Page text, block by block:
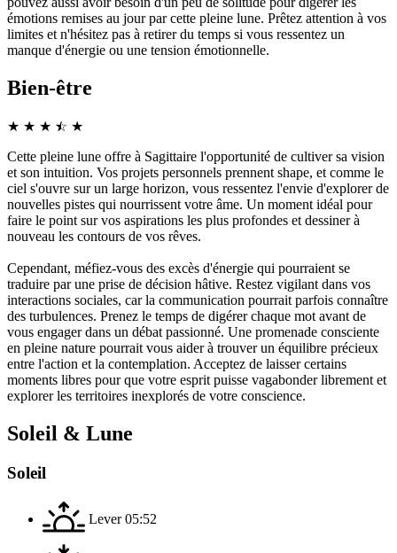
émotions remises au jour par cette pleine lune. Prêtez attention à vos
limites et n'hésitez pas à retirer du temps si vous ressentez un
manque d'énergie ou une tension émotionnelle.
Bien-être
★ ★ ★ ☆
★ ★
Cette pleine lune offre à Sagittaire l'opportunité de cultiver sa vision
et son intuition. Vos projets personnels prennent shape, et comme le
ciel s'ouvre sur un large horizon, vous ressentez l'envie d'explorer de
nouvelles pistes qui nourrissent votre âme. Un moment idéal pour
faire le point sur vos aspirations les plus profondes et dessiner à
nouveau les contours de vos rêves.
Cependant, méfiez-vous des excès d'énergie qui pourraient se
traduire par une prise de décision hâtive. Restez vigilant dans vos
interactions sociales, car la communication pourrait parfois connaître
des turbulences. Prenez le temps de digérer chaque mot avant de
vous engager dans un débat passionné. Une promenade consciente
en pleine nature pourrait vous aider à trouver un équilibre précieux
entre l'action et la contemplation. Acceptez de laisser certains
moments libres pour que votre esprit puisse vagabonder librement et
explorer les territoires inexplorés de votre conscience.
Soleil & Lune
Soleil
Lever 05:52